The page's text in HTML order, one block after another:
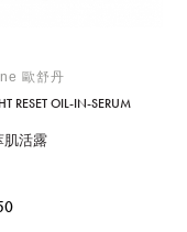
歐舒丹
RESET OIL-IN-SERUM
肌活露